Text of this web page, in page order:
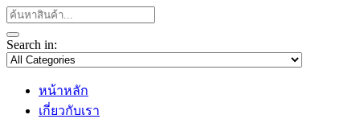
Search in:
หน้าหลัก
เกี่ยวกับเรา